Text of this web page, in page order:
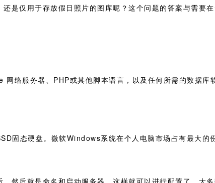
是仅用于存放假日照片的图库呢？这个问题的答案与需要
络服务器、PHP或其他脚本语言，以及任何所需的数据
固态硬盘。微软Windows系统在个人电脑市场占有最大
然后就是命名和启动服务器，这样就可以进行配置了。大